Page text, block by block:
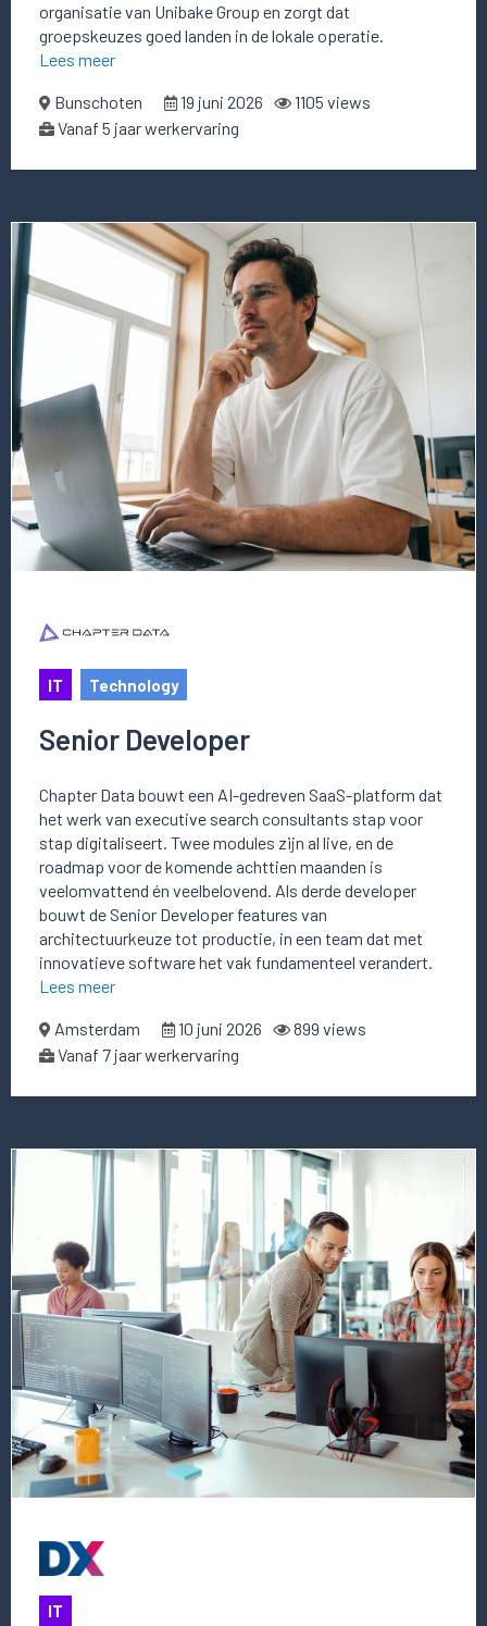
organisatie van Unibake Group en zorgt dat
groepskeuzes goed landen in de lokale operatie.
Lees meer
Bunschoten 19 juni 2026
1105 views
Vanaf 5 jaar werkervaring
Lees
meer
over
deze
vacature
Senior
Developer
IT Technology
Senior Developer
Chapter Data bouwt een AI-gedreven SaaS-platform dat
het werk van executive search consultants stap voor
stap digitaliseert. Twee modules zijn al live, en de
roadmap voor de komende achttien maanden is
veelomvattend én veelbelovend. Als derde developer
bouwt de Senior Developer features van
architectuurkeuze tot productie, in een team dat met
innovatieve software het vak fundamenteel verandert.
Lees meer
Amsterdam 10 juni 2026
899 views
Vanaf 7 jaar werkervaring
Lees
meer
over
deze
vacature
Chief
Technology
Officer
(CTO)
IT